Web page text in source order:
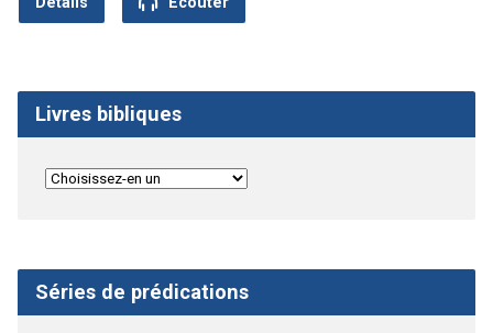
Livres bibliques
Séries de prédications